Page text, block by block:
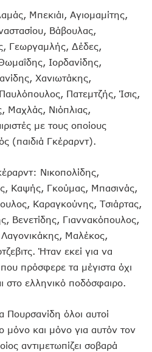
Μπεκιάι, Αγιομαμίτης,
Βάβουλας,
Γεωργαμλής, Δέδες,
Ιορδανίδης,
Χανιωτάκης,
Πατεμτζής, Ίσις,
Μαχλάς, Νιόπλιας,
με τους οποίους
(παιδιά Γκέραρντ).
Νικοπολίδης,
Καψής, Γκούμας, Μπασινάς,
Καραγκούνης, Τσιάρτας,
Βενετίδης, Γιαννακόπουλος,
Μαλέκος,
Ήταν εκεί για να
πρόσφερε τα μέγιστα όχι
ελληνικό ποδόσφαιρο.
όλοι αυτοί
μόνο και μόνο για αυτόν τον
αντιμετωπίζει σοβαρά